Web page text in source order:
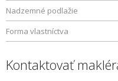
Nadzemné podlažie
Forma vlastníctva
Kontaktovať